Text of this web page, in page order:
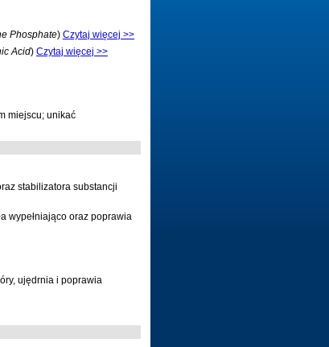
Phosphate) Czytaj więcej >>
Acid) Czytaj więcej >>
miejscu; unikać
stabilizatora substancji
wypełniająco oraz poprawia
ujędrnia i poprawia